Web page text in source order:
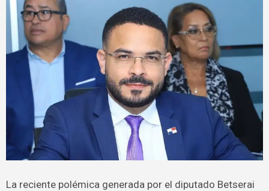
La reciente polémica generada por el diputado Betserai